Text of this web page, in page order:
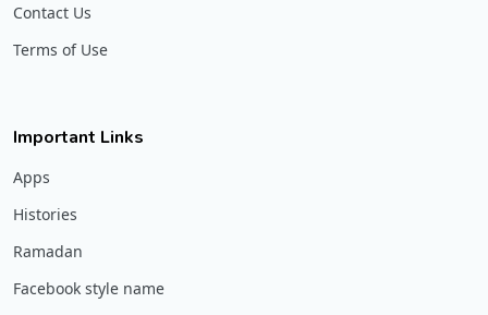
Contact Us
Terms of Use
Important Links
Apps
Histories
Ramadan
Facebook style name